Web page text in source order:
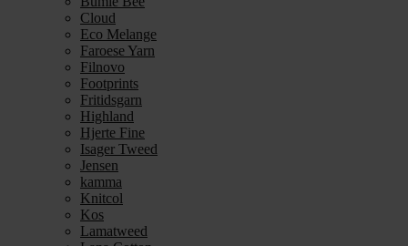
Cloud
Eco Melange
Faroese Yarn
Filnovo
Footprints
Fritidsgarn
Highland
Hjerte Fine
Isager Tweed
Jensen
kamma
Knitcol
Kos
Lamatweed